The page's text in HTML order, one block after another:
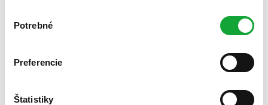
súhlasu
Potrebné
Preferencie
Štatistiky